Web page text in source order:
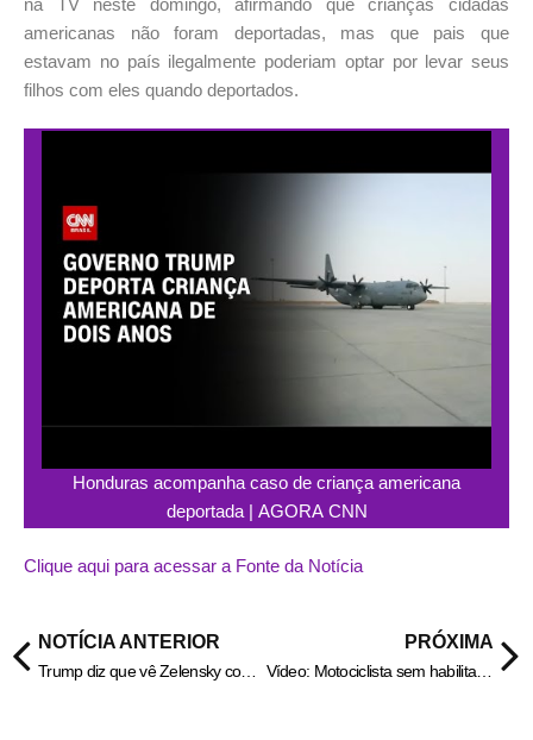
na TV neste domingo, afirmando que crianças cidadãs
americanas não foram deportadas, mas que pais que
estavam no país ilegalmente poderiam optar por levar seus
filhos com eles quando deportados.
Honduras acompanha caso de criança americana
deportada | AGORA CNN
Clique aqui para acessar a Fonte da Notícia
NOTÍCIA ANTERIOR
Trump diz que vê Zelensky como “mais calmo“ após negociações no Vaticano
PRÓXIMA